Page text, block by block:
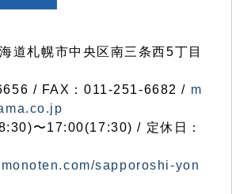
札幌市中央区南三条西5丁目
/ FAX：011-251-6682 / m
〜17:00(17:30) / 定休日：
sapporoshi-yon